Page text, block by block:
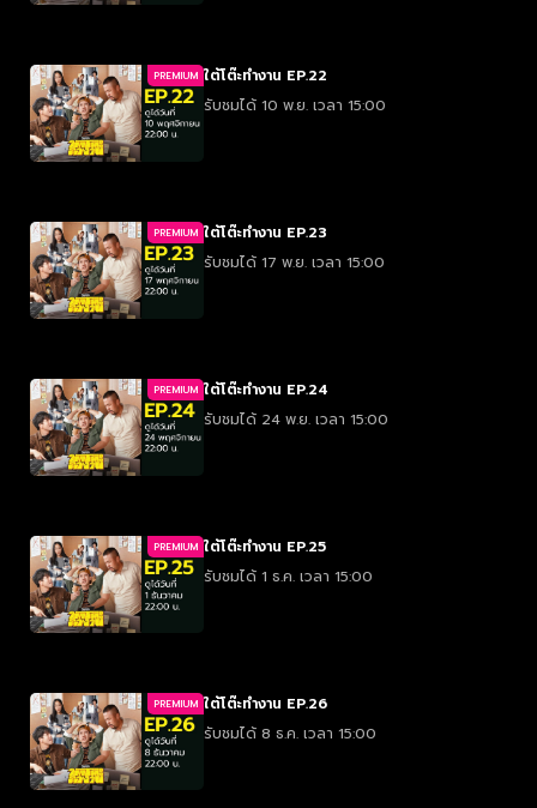
PREMIUM ใต้โต๊ะทำงาน EP.22
รับชมได้ 10 พ.ย. เวลา 15:00
PREMIUM ใต้โต๊ะทำงาน EP.23
รับชมได้ 17 พ.ย. เวลา 15:00
PREMIUM ใต้โต๊ะทำงาน EP.24
รับชมได้ 24 พ.ย. เวลา 15:00
PREMIUM ใต้โต๊ะทำงาน EP.25
รับชมได้ 1 ธ.ค. เวลา 15:00
PREMIUM ใต้โต๊ะทำงาน EP.26
รับชมได้ 8 ธ.ค. เวลา 15:00